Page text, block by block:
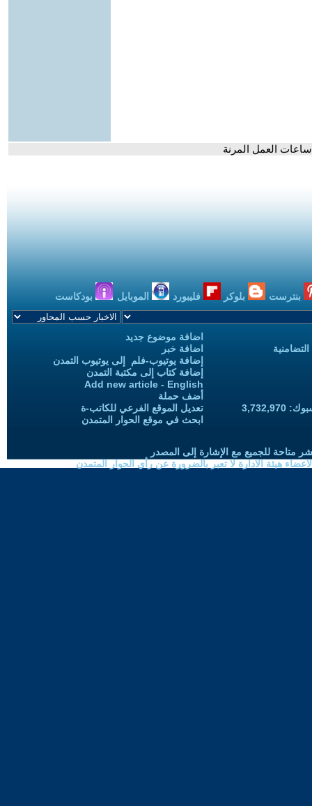
بنترست بلوكر فليبورد الموبايل بودكاست
اضافة موضوع جديد
اضافة خبر
إضافة يوتيوب-فلم إلى يوتيوب التمدن
إضافة كتاب إلى مكتبة التمدن
Add new article - English
أضف حملة
تعديل الموقع الفرعي للكاتب-ة
ابحث في موقع الحوار المتمدن
متاحة للجميع مع الإشارة إلى المصدر
هيئة الادارة لا تعبر بالضرورة عن رأي الحوار المتمدن